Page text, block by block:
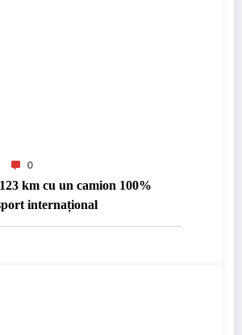
0
km cu un camion 100%
internațional